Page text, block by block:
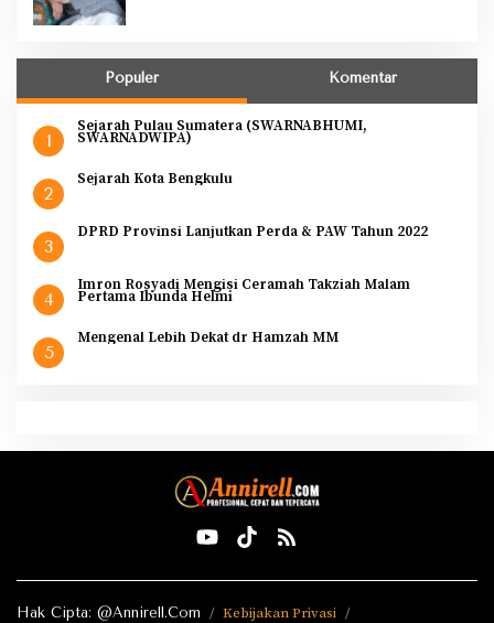
Populer Komentar
1
Sejarah Pulau Sumatera (SWARNABHUMI,
SWARNADWIPA)
2
Sejarah Kota Bengkulu
3
DPRD Provinsi Lanjutkan Perda & PAW Tahun 2022
4
Imron Rosyadi Mengisi Ceramah Takziah Malam
Pertama Ibunda Helmi
5
Mengenal Lebih Dekat dr Hamzah MM
Hak Cipta: @Annirell.Com Kebijakan Privasi